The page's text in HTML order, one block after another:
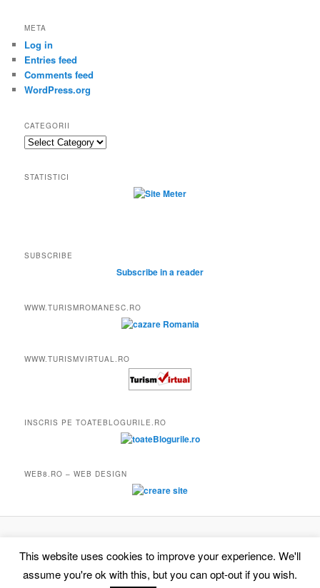
META
Log in
Entries feed
Comments feed
WordPress.org
CATEGORII
Categorii
STATISTICI
SUBSCRIBE
Subscribe in a reader
WWW.TURISMROMANESC.RO
WWW.TURISMVIRTUAL.RO
INSCRIS PE TOATEBLOGURILE.RO
WEB8.RO – WEB DESIGN
This website uses cookies to improve your experience. We'll
assume you're ok with this, but you can opt-out if you wish.